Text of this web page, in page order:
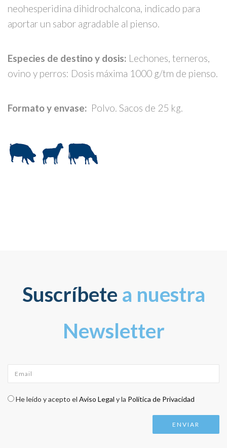
neohesperidina dihidrochalcona, indicado para
aportar un sabor agradable al pienso.
Especies de destino y dosis: Lechones, terneros,
ovino y perros: Dosis máxima 1000 g/tm de pienso.
Formato y envase: Polvo. Sacos de 25 kg.
Suscríbete a nuestra
Newsletter
Check legal*
He leído y acepto el Aviso Legal y la Política de Privacidad